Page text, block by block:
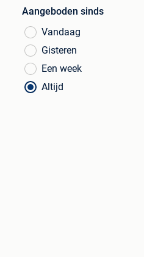
Aangeboden sinds
Vandaag
Gisteren
Een week
Altijd